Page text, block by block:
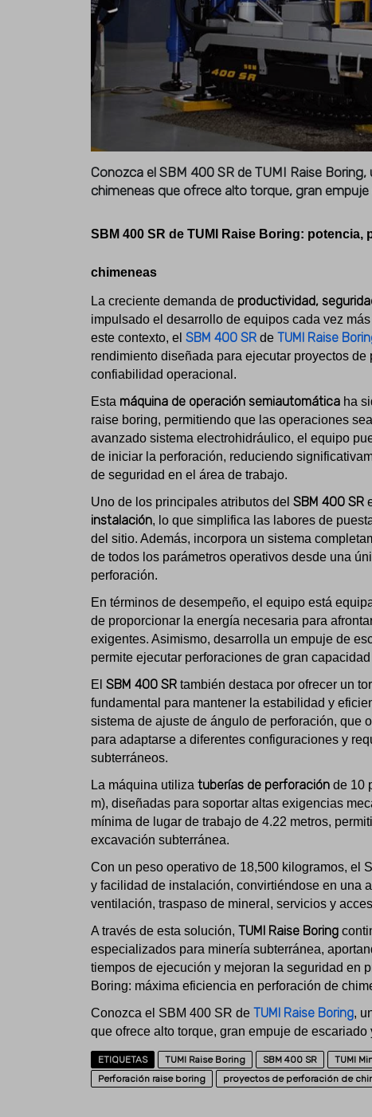
Conozca el SBM 400 SR de TUMI Raise
chimeneas que ofrece alto torque, gran
SBM 400 SR de TUMI Raise Boring:
chimeneas
La creciente demanda de productividad,
impulsado el desarrollo de equipos cada vez
este contexto, el SBM 400 SR de TUMI Raise
rendimiento diseñada para ejecutar proyectos
confiabilidad operacional.
Esta máquina de operación semiautomática ha
raise boring, permitiendo que las operaciones
avanzado sistema electrohidráulico, el equipo
de iniciar la perforación, reduciendo
de seguridad en el área de trabajo.
Uno de los principales atributos del SBM 400 SR
instalación, lo que simplifica las labores de
del sitio. Además, incorpora un sistema
de todos los parámetros operativos desde una
perforación.
En términos de desempeño, el equipo está
de proporcionar la energía necesaria para
exigentes. Asimismo, desarrolla un empuje de
permite ejecutar perforaciones de gran
El SBM 400 SR también destaca por ofrecer un
fundamental para mantener la estabilidad y
sistema de ajuste de ángulo de perforación, que
para adaptarse a diferentes configuraciones y
subterráneos.
La máquina utiliza tuberías de perforación de 10
m), diseñadas para soportar altas exigencias
mínima de lugar de trabajo de 4.22 metros,
excavación subterránea.
Con un peso operativo de 18,500 kilogramos, el
y facilidad de instalación, convirtiéndose en una
ventilación, traspaso de mineral, servicios y
A través de esta solución, TUMI Raise Boring
especializados para minería subterránea,
tiempos de ejecución y mejoran la seguridad en
Boring: máxima eficiencia en perforación de
Conozca el SBM 400 SR de TUMI Raise Boring,
que ofrece alto torque, gran empuje de
ETIQUETAS TUMI Raise Boring SBM 400 SR TUMI
Perforación raise boring
proyectos de perforación de